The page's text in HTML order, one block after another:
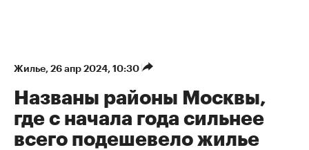
Жилье⁠, 26 апр 2024, 10:30
Названы районы Москвы,
где с начала года сильнее
всего подешевело жилье